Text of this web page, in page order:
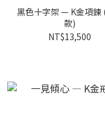
黑色十字架 — K金項鍊 (中性
款)
NT$13,500